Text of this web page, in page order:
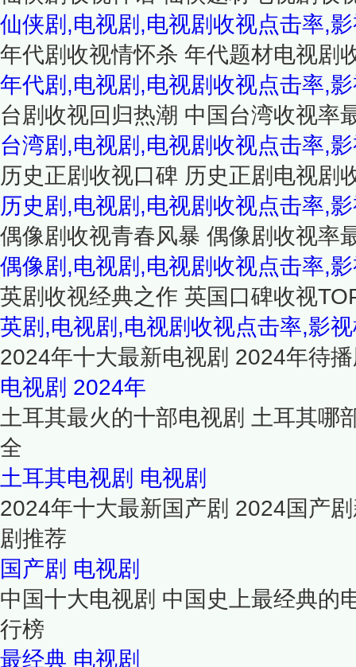
仙侠剧,电视剧,电视剧收视点击率,
年代剧收视情怀杀 年代题材电视剧
年代剧,电视剧,电视剧收视点击率,
台剧收视回归热潮 中国台湾收视率
台湾剧,电视剧,电视剧收视点击率,
历史正剧收视口碑 历史正剧电视剧
历史剧,电视剧,电视剧收视点击率,
偶像剧收视青春风暴 偶像剧收视率
偶像剧,电视剧,电视剧收视点击率,
英剧收视经典之作 英国口碑收视
英剧,电视剧,电视剧收视点击率,影
2024年十大最新电视剧 2024年待
电视剧 2024年
土耳其最火的十部电视剧 土耳其哪
全
土耳其电视剧 电视剧
2024年十大最新国产剧 2024国产
剧推荐
国产剧 电视剧
中国十大电视剧 中国史上最经典的
行榜
最经典 电视剧